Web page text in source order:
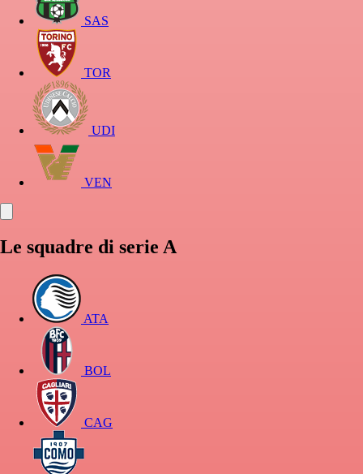
SAS
TOR
UDI
VEN
Le squadre di serie A
ATA
BOL
CAG